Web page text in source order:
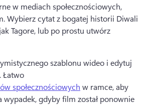
w mediach społecznościowych,
Wybierz cytat z bogatej historii Diwali
Tagore, lub po prostu utwórz
szablonu wideo i edytuj
Łatwo
społecznościowych w ramce, aby
wypadek, gdyby film został ponownie